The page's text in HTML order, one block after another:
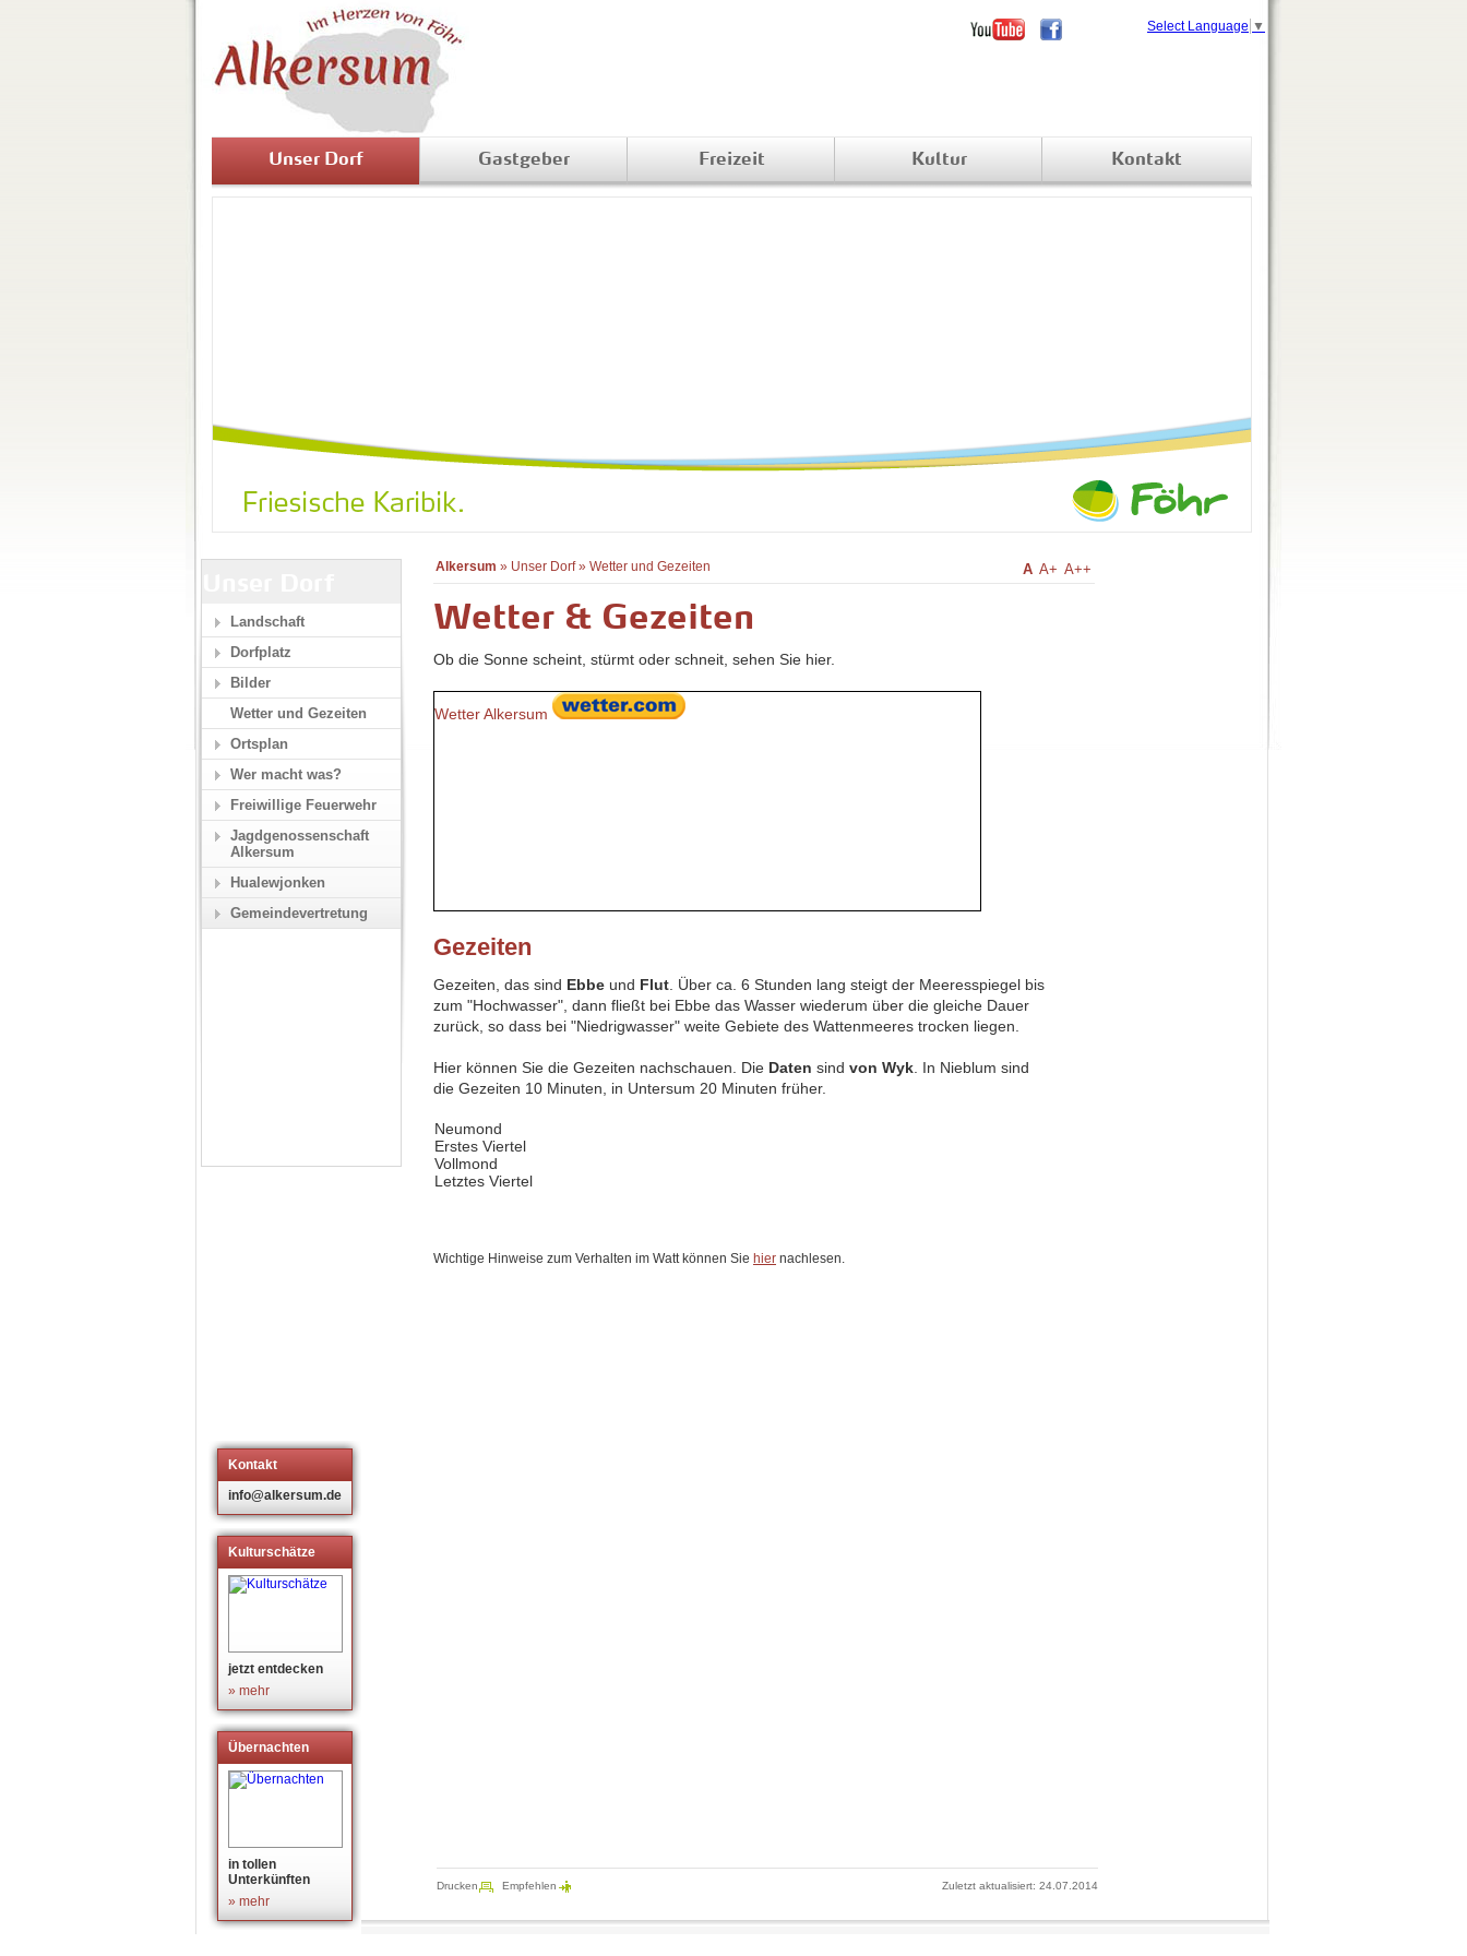
Unser Dorf Gastgeber Freizeit Kultur Kontakt
Alkersum » Unser Dorf» Wetter und Gezeiten A A+ A++
Wetter & Gezeiten
Ob die Sonne scheint, stürmt oder schneit, sehen Sie hier.
Wetter Alkersum
Gezeiten
Gezeiten, das sind Ebbe und Flut . Über ca. 6 Stunden lang steigt der Meeresspiegel bis
zum "Hochwasser", dann fließt bei Ebbe das Wasser wiederum über die gleiche Dauer
zurück, so dass bei "Niedrigwasser" weite Gebiete des Wattenmeeres trocken liegen.
Hier können Sie die Gezeiten nachschauen. Die Daten sind von Wyk . In Nieblum sind
die Gezeiten 10 Minuten, in Untersum 20 Minuten früher.
Neumond
Erstes Viertel
Vollmond
Letztes Viertel
Wichtige Hinweise zum Verhalten im Watt können Sie hier nachlesen.
Kontakt
info@alkersum.de
Kulturschätze
jetzt entdecken
» mehr
Übernachten
in tollen
Unterkünften
» mehr
Landschaft
Dorfplatz
Bilder
Wetter und Gezeiten
Ortsplan
Wer macht was?
Freiwillige Feuerwehr
Jagdgenossenschaft
Alkersum
Hualewjonken
Gemeindevertretung
Select Language ▼
Drucken Empfehlen Zuletzt aktualisiert: 24.07.2014